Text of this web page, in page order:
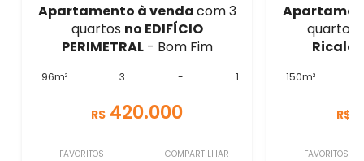
Apartamento à vendacom 3
quartos no EDIFÍCIO
PERIMETRAL- Bom Fim
96m² 3 - 1
R$ 420.000
FAVORITOS COMPARTILHAR
quartos
150m²
R$
FAVORITOS